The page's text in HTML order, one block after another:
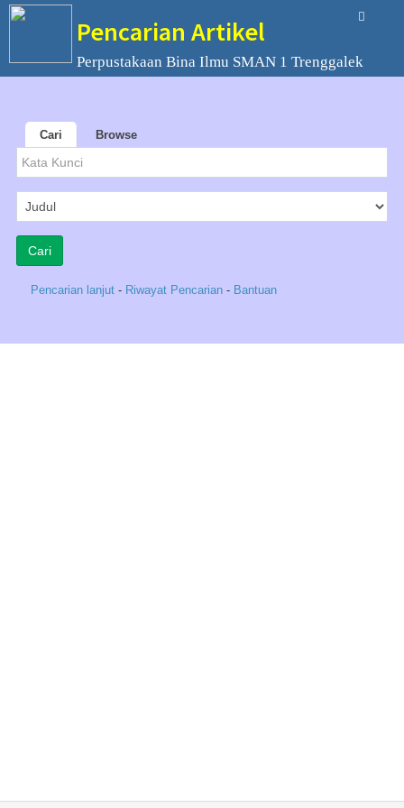
Pencarian Artikel
Perpustakaan Bina Ilmu SMAN 1 Trenggalek
Cari Browse
Pencarian lanjut - Riwayat Pencarian - Bantuan